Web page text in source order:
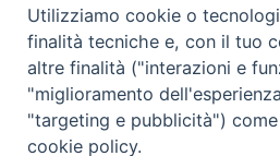
dalle 9.00 alle
tel. +39 0481
Utilizziamo cookie o
finalità tecniche e, con il tuo
altre finalità ("interazioni e
"miglioramento
"targeting e pubblicità")
cookie policy.